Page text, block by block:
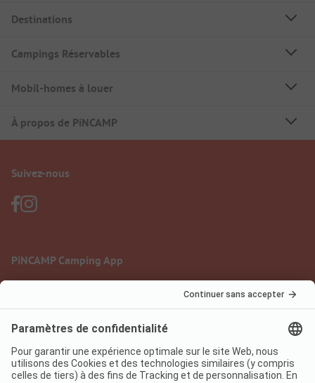
Destinations
Campings Réservables
Mobil-homes à louer
À propos de PiNCAMP
Suivez-nous
PiNCAMP Camping App
Mentions légales Conditions d'utilisation